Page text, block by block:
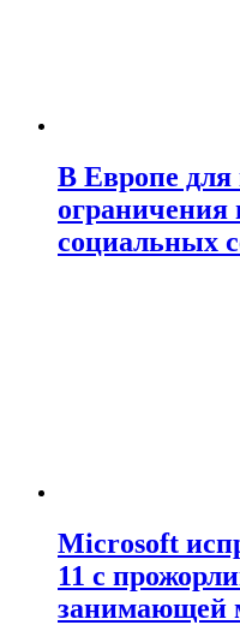
В Европе для
ограничения
социальных
Microsoft
11 с
занимающей